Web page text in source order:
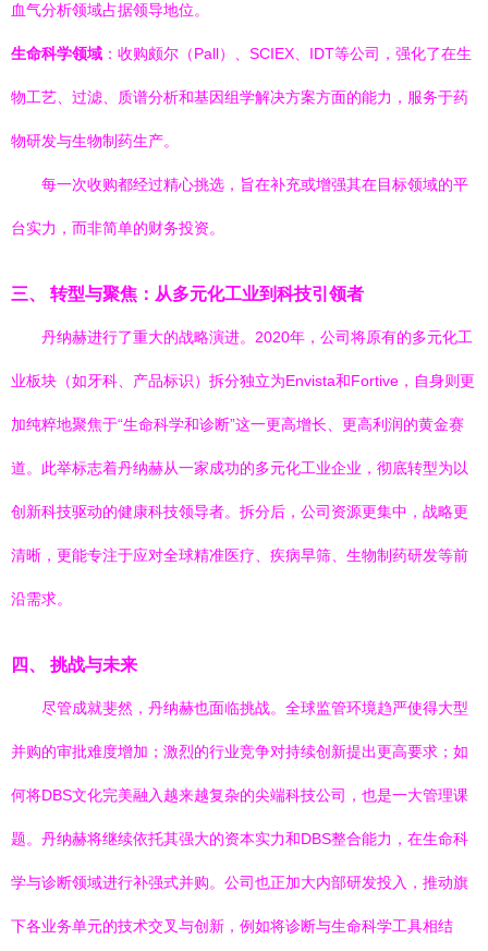
血气分析领域占据领导地位。
生命科学领域 ：收购颇尔（Pall）、SCIEX、IDT等公司，强化了在生
物工艺、过滤、质谱分析和基因组学解决方案方面的能力，服务于药
物研发与生物制药生产。
每一次收购都经过精心挑选，旨在补充或增强其在目标领域的平
台实力，而非简单的财务投资。
三、 转型与聚焦：从多元化工业到科技引领者
丹纳赫进行了重大的战略演进。2020年，公司将原有的多元化工
业板块（如牙科、产品标识）拆分独立为Envista和Fortive，自身则更
加纯粹地聚焦于“生命科学和诊断”这一更高增长、更高利润的黄金赛
道。此举标志着丹纳赫从一家成功的多元化工业企业，彻底转型为以
创新科技驱动的健康科技领导者。拆分后，公司资源更集中，战略更
清晰，更能专注于应对全球精准医疗、疾病早筛、生物制药研发等前
沿需求。
四、 挑战与未来
尽管成就斐然，丹纳赫也面临挑战。全球监管环境趋严使得大型
并购的审批难度增加；激烈的行业竞争对持续创新提出更高要求；如
何将DBS文化完美融入越来越复杂的尖端科技公司，也是一大管理课
题。丹纳赫将继续依托其强大的资本实力和DBS整合能力，在生命科
学与诊断领域进行补强式并购。公司也正加大内部研发投入，推动旗
下各业务单元的技术交叉与创新，例如将诊断与生命科学工具相结